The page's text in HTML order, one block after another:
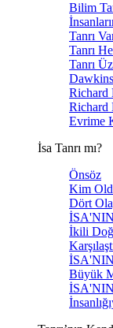
Bilim
Tanrı
Tanrı
Tanrı
Dawkins
Richard
Richard
Evrime
İsa Tanrı mı?
Önsöz
Kim
Dört
İSA'NIN
İkili
Büyük
İSA'NIN